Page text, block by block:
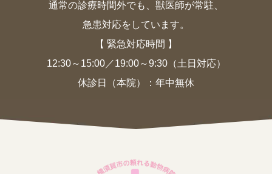
通常の診療時間外でも、獣医師が常駐、
急患対応をしています。
【 緊急対応時間 】
12:30～15:00／19:00～9:30（土日対応）
休診日（本院）：年中無休